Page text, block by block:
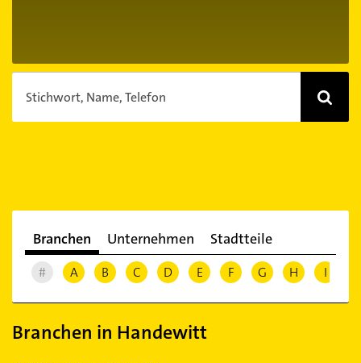
Stichwort, Name, Telefon
Branchen Unternehmen Stadtteile
# A B C D E F G H I
Branchen in Handewitt